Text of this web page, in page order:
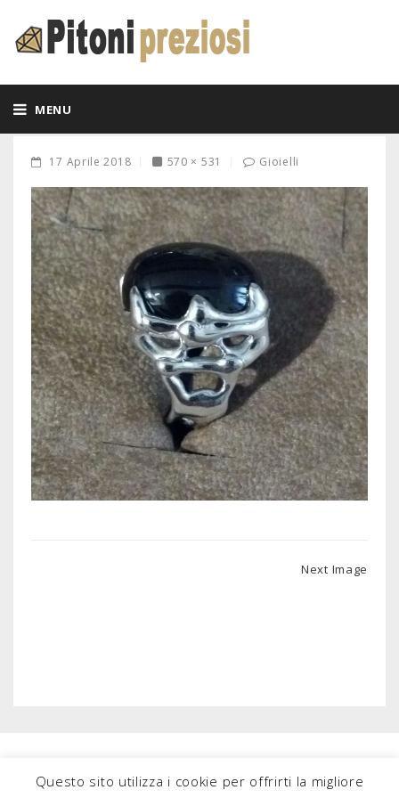
MENU
17 Aprile 2018 570 × 531 Gioielli
Next Image
Questo sito utilizza i cookie per offrirti la migliore